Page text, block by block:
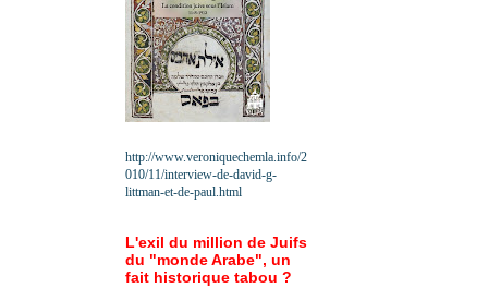
http://www.veroniquechemla.info/2
010/11/interview-de-david-g-
littman-et-de-paul.html
L'exil du million de Juifs
du "monde Arabe", un
fait historique tabou ?